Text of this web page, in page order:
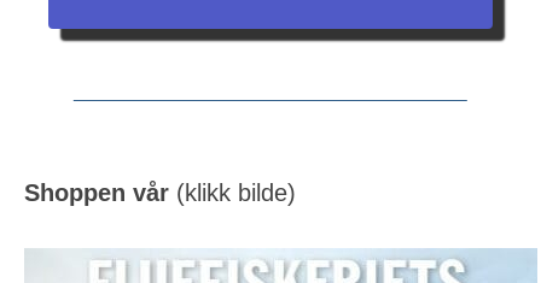
Shoppen vår (klikk bilde)